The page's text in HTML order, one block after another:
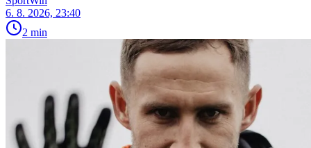
6. 8. 2026, 23:40
2 min